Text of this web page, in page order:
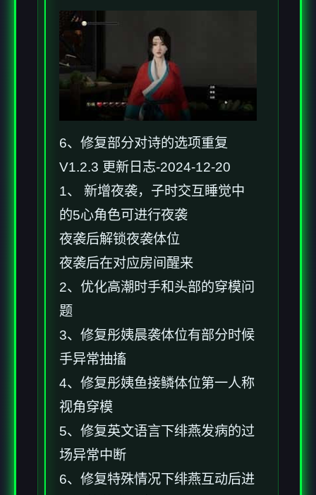
6、修复部分对诗的选项重复
V1.2.3 更新日志-2024-12-20
1、 新增夜袭，子时交互睡觉中
的5心角色可进行夜袭
夜袭后解锁夜袭体位
夜袭后在对应房间醒来
2、优化高潮时手和头部的穿模问
题
3、修复彤姨晨袭体位有部分时候
手异常抽搐
4、修复彤姨鱼接鳞体位第一人称
视角穿模
5、修复英文语言下绯燕发病的过
场异常中断
6、修复特殊情况下绯燕互动后进